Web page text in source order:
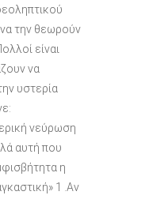
την θεωρούν
είναι
να
υστερία
νεύρωση
αυτή που
η
1 .Αν